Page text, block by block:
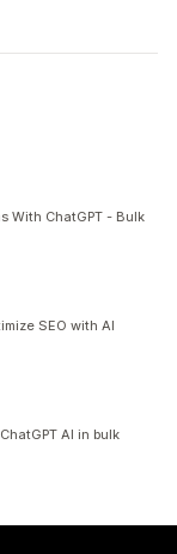
With ChatGPT - Bulk
SEO with AI
AI in bulk